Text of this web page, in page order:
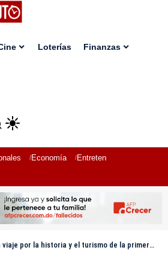
Loterías Finanzas
Economía Entretenimiento
la historia y el turismo de la primera ciudad de América